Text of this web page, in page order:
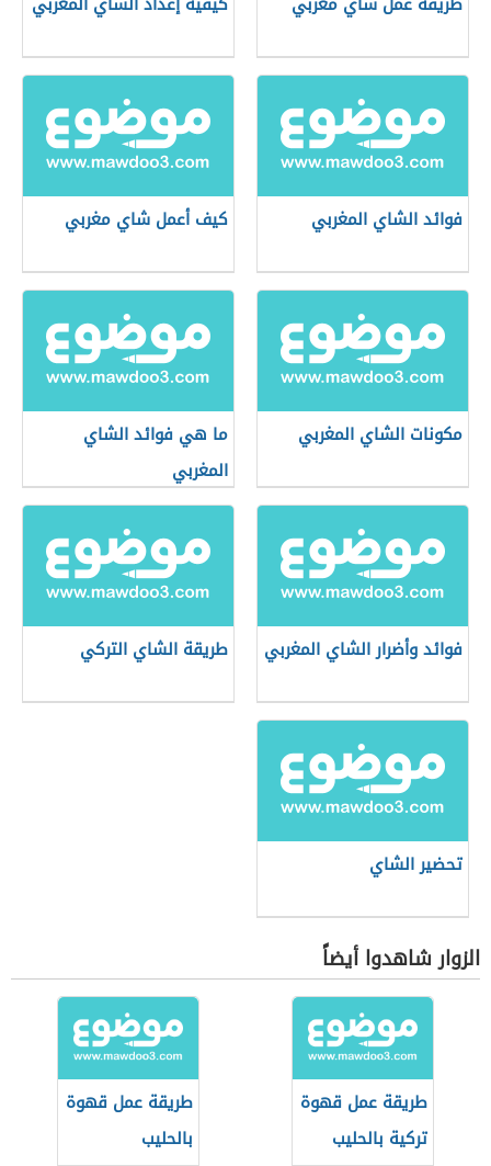
فوائد الشاي المغربي كيف أعمل شاي مغربي
مكونات الشاي المغربي
ما هي فوائد الشاي
المغربي
فوائد وأضرار الشاي المغربي طريقة الشاي التركي
تحضير الشاي
الزوار شاهدوا أيضاً
طريقة عمل قهوة
تركية بالحليب
طريقة عمل قهوة
بالحليب